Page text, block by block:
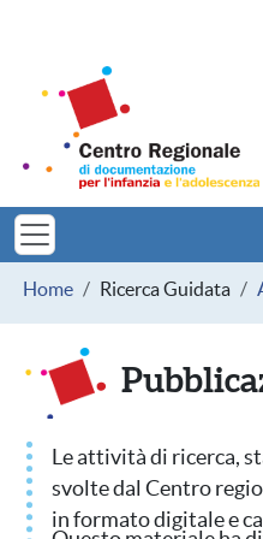
Centro
Briciole di pane
Home Ricerca Guidata
Le attività di ricerca,
svolte dal Centro
in formato digitale e